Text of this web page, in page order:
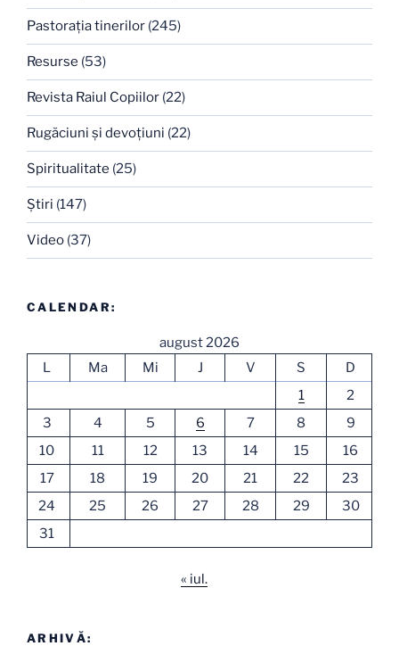
Pastoraţia tinerilor (245)
Resurse (53)
Revista Raiul Copiilor (22)
Rugăciuni şi devoţiuni (22)
Spiritualitate (25)
Ştiri (147)
Video (37)
CALENDAR:
august 2026
L
Ma Mi J V S
D
1
2
3
4 5 6 7 8
9
10
11 12 13 14 15
16
17
18 19 20 21 22
23
24
25 26 27 28 29
30
31
« iul.
ARHIVĂ: